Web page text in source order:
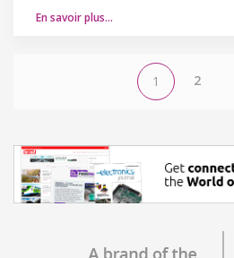
En savoir plus…
1 2